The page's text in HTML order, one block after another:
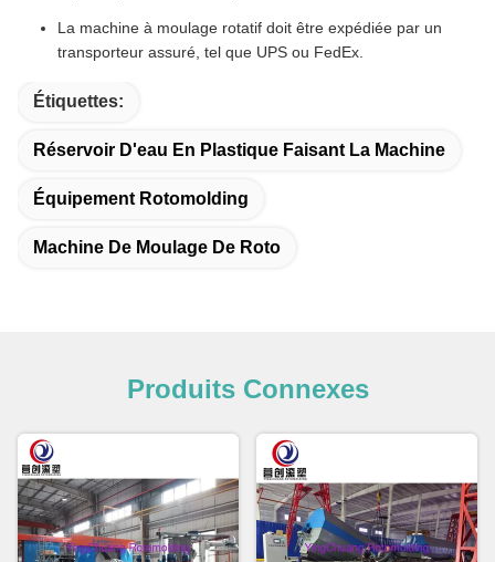
La machine à moulage rotatif doit être expédiée par un
transporteur assuré, tel que UPS ou FedEx.
Étiquettes:
Réservoir D'eau En Plastique Faisant La Machine
Équipement Rotomolding
Machine De Moulage De Roto
Produits Connexes